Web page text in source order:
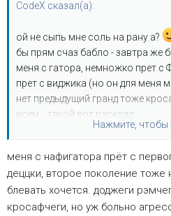
CodeX сказал(а):
ой не сыпь мне соль на рану а?
бы прям счаз бабло - завтра же
меня с гатора, немножко прет с
прет с виджика (но он для меня
нет предыдущий гранд тоже
всем... такой вот расклад.
зы: еще прет меня с доджей типа
Нажмите, чтобы
меня с нафигатора прёт с
деццки, второе поколение тоже
блевать хочется. доджеги
кросафчеги, но уж больно